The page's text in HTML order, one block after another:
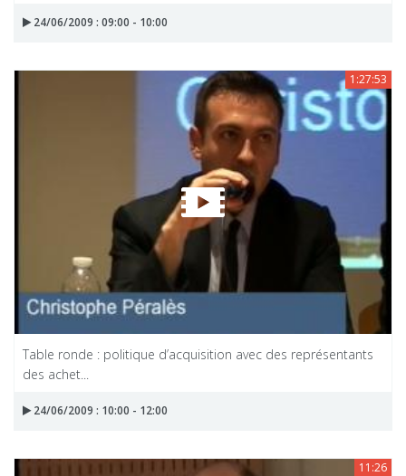
24/06/2009 : 09:00 - 10:00
1:27:53
Table ronde : politique d’acquisition avec des représentants
des achet...
24/06/2009 : 10:00 - 12:00
11:26